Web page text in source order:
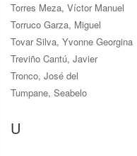
Torres Meza, Víctor Manuel
Torruco Garza, Miguel
Tovar Silva, Yvonne Georgina
Treviño Cantú, Javier
Tronco, José del
Tumpane, Seabelo
U